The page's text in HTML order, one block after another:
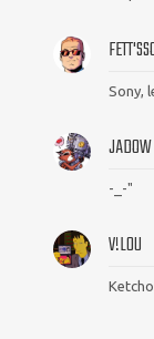
Sony,
JADOW
-_-"
V!L0U